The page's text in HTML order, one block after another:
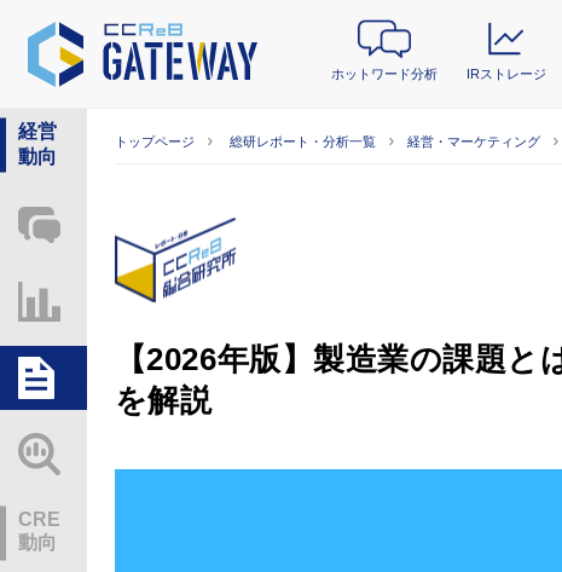
ホットワード分析 IRストレージ
経営
動向
ホットワード分析
IRストレージ
総研レポート・分析
CRE
動向
トップページ 総研レポート・分析一覧 経営・マーケティング
【2026年版】製造業の課題
を解説